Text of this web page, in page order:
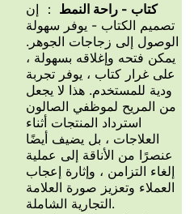
كتاب - راحة النمط ： إن
تصميم الكتاب - يوفر سهولة
الوصول إلى زجاجات الجوهر.
يمكن فتحه وإغلاقه بسهولة ،
على غرار كتاب ، يوفر تجربة
ودية للمستخدم. هذا لا يجعل
من المريح لموظفي الصالون
استرداد المنتجات أثناء
العلاجات ، بل يضيف أيضًا
عنصرًا من الأناقة إلى عملية
إلغاء التزامن ، وإثارة إعجاب
العملاء وتعزيز صورة العلامة
التجارية الشاملة.